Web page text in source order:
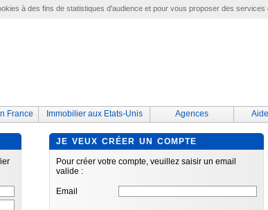
à des fins de statistiques d'audience et pour vous proposer des
France Immobilier aux Etats-Unis Agences
JE VEUX CRÉER UN COMPTE
Pour créer votre compte, veuillez saisir un email
valide :
Email